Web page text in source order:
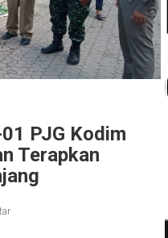
PJG Kodim
Terapkan